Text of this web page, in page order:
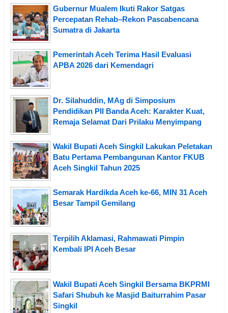
Gubernur Mualem Ikuti Rakor Satgas
Percepatan Rehab–Rekon Pascabencana
Sumatra di Jakarta
Pemerintah Aceh Terima Hasil Evaluasi
APBA 2026 dari Kemendagri
Dr. Silahuddin, MAg di Simposium
Pendidikan PII Banda Aceh: Karakter Kuat,
Remaja Selamat Dari Prilaku Menyimpang
Wakil Bupati Aceh Singkil Lakukan Peletakan
Batu Pertama Pembangunan Kantor FKUB
Aceh Singkil Tahun 2025
Semarak Hardikda Aceh ke-66, MIN 31 Aceh
Besar Tampil Gemilang
Terpilih Aklamasi, Rahmawati Pimpin
Kembali IPI Aceh Besar
Wakil Bupati Aceh Singkil Bersama BKPRMI
Safari Shubuh ke Masjid Baiturrahim Pasar
Singkil